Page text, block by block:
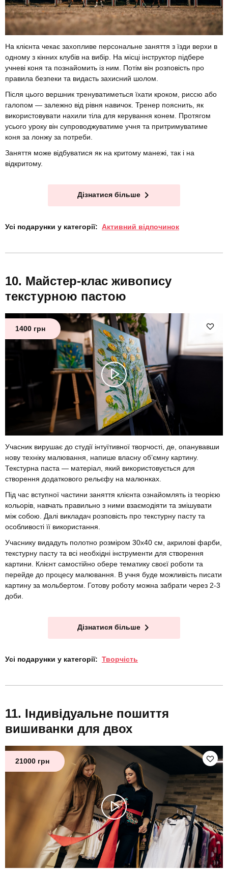
На клієнта чекає захопливе персональне заняття з їзди верхи в
одному з кінних клубів на вибір. На місці інструктор підбере
учневі коня та познайомить із ним. Потім він розповість про
правила безпеки та видасть захисний шолом.
Після цього вершник тренуватиметься їхати кроком, риссю або
галопом — залежно від рівня навичок. Тренер пояснить, як
використовувати нахили тіла для керування конем. Протягом
усього уроку він супроводжуватиме учня та притримуватиме
коня за лонжу за потреби.
Заняття може відбуватися як на критому манежі, так і на
відкритому.
Дізнатися більше
Усі подарунки у категорії: Активний відпочинок
Майстер-клас живопису
текстурною пастою
1400 грн
Учасник вирушає до студії інтуїтивної творчості, де, опанувавши
нову техніку малювання, напише власну об’ємну картину.
Текстурна паста — матеріал, який використовується для
створення додаткового рельєфу на малюнках.
Під час вступної частини заняття клієнта ознайомлять із теорією
кольорів, навчать правильно з ними взаємодіяти та змішувати
між собою. Далі викладач розповість про текстурну пасту та
особливості її використання.
Учаснику видадуть полотно розміром 30х40 см, акрилові фарби,
текстурну пасту та всі необхідні інструменти для створення
картини. Клієнт самостійно обере тематику своєї роботи та
перейде до процесу малювання. В учня буде можливість писати
картину за мольбертом. Готову роботу можна забрати через 2-3
доби.
Дізнатися більше
Усі подарунки у категорії: Творчість
Індивідуальне пошиття
вишиванки для двох
21000 грн